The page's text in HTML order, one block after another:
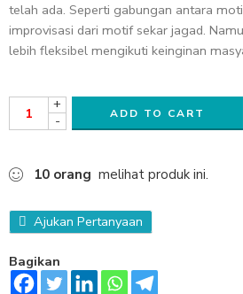
telah ada. Seperti gabungan antara
improvisasi dari motif sekar jagad.
lebih fleksibel mengikuti keinginan
+
-
ADD TO CART
10 orang melihat produk ini.
Ajukan Pertanyaan
Bagikan